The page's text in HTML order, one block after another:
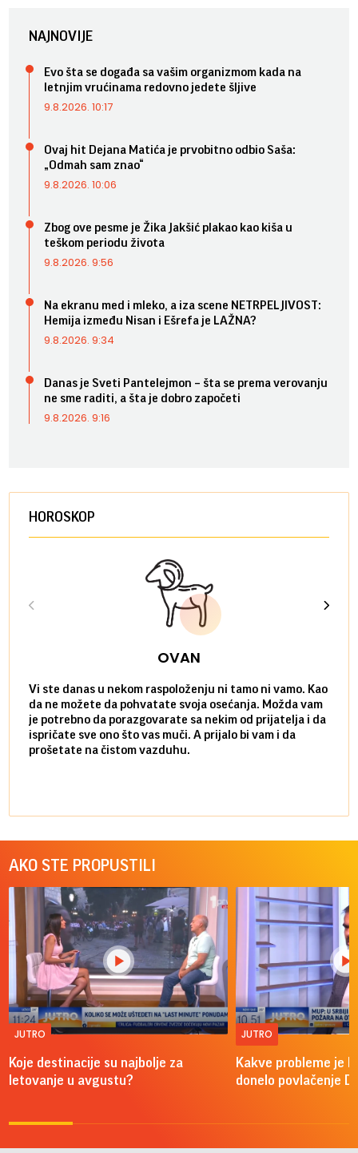
NAJNOVIJE
Evo šta se događa sa vašim organizmom kada na
letnjim vrućinama redovno jedete šljive
9.8.2026. 10:17
Ovaj hit Dejana Matića je prvobitno odbio Saša:
„Odmah sam znao“
9.8.2026. 10:06
Zbog ove pesme je Žika Jakšić plakao kao kiša u
teškom periodu života
9.8.2026. 9:56
Na ekranu med i mleko, a iza scene NETRPELJIVOST:
Hemija između Nisan i Ešrefa je LAŽNA?
9.8.2026. 9:34
Danas je Sveti Pantelejmon – šta se prema verovanju
ne sme raditi, a šta je dobro započeti
9.8.2026. 9:16
HOROSKOP
OVAN
Vi ste danas u nekom raspoloženju ni tamo ni vamo. Kao
da ne možete da pohvatate svoja osećanja. Možda vam
je potrebno da porazgovarate sa nekim od prijatelja i da
ispričate sve ono što vas muči. A prijalo bi vam i da
prošetate na čistom vazduhu.
AKO STE PROPUSTILI
JUTRO
Koje destinacije su najbolje za
letovanje u avgustu?
JUTRO
Kakve probleme je
donelo povlačenje